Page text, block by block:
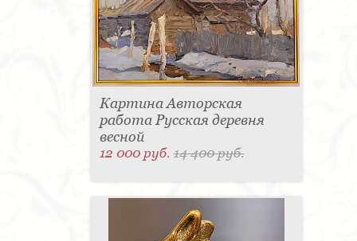
Картина Авторская
работа Русская деревня
весной
12 000 руб.14 400 руб.